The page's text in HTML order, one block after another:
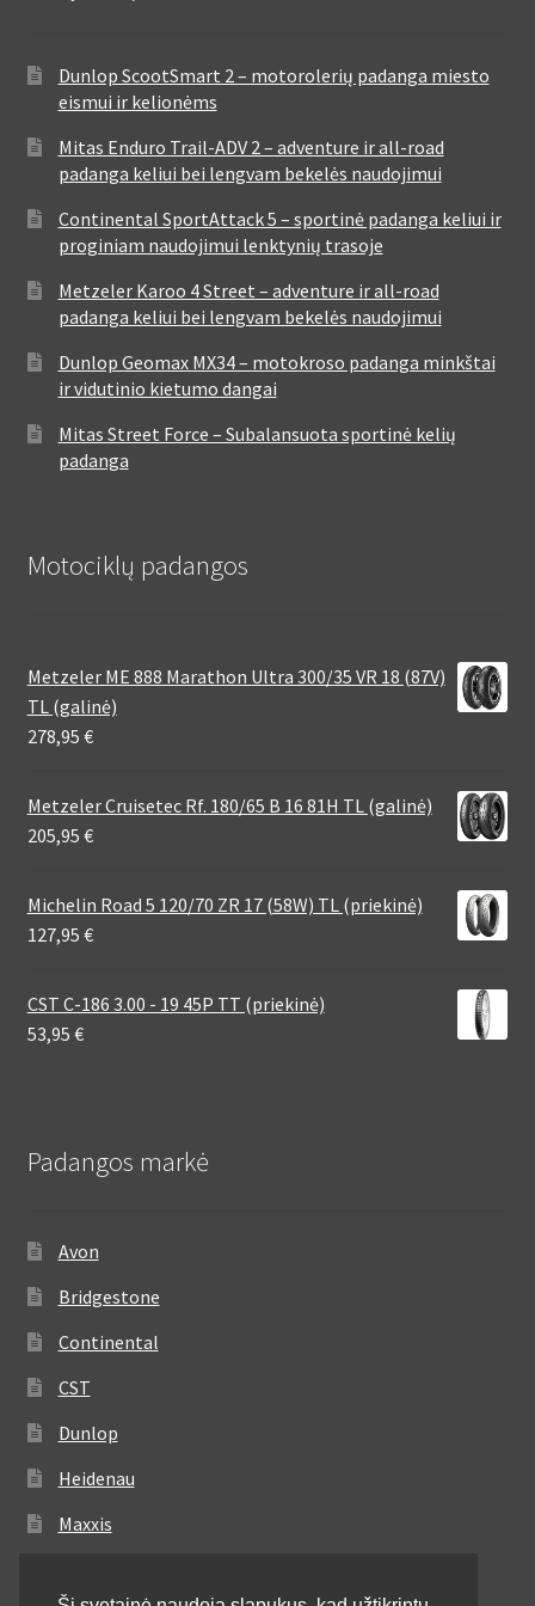
Dunlop ScootSmart 2 – motorolerių padanga miesto
eismui ir kelionėms
Mitas Enduro Trail-ADV 2 – adventure ir all-road
padanga keliui bei lengvam bekelės naudojimui
Continental SportAttack 5 – sportinė padanga keliui ir
proginiam naudojimui lenktynių trasoje
Metzeler Karoo 4 Street – adventure ir all-road
padanga keliui bei lengvam bekelės naudojimui
Dunlop Geomax MX34 – motokroso padanga minkštai
ir vidutinio kietumo dangai
Mitas Street Force – Subalansuota sportinė kelių
padanga
Motociklų padangos
Metzeler ME 888 Marathon Ultra 300/35 VR 18 (87V)
TL (galinė)
278,95 €
Metzeler Cruisetec Rf. 180/65 B 16 81H TL (galinė)
205,95 €
Michelin Road 5 120/70 ZR 17 (58W) TL (priekinė)
127,95 €
CST C-186 3.00 - 19 45P TT (priekinė)
53,95 €
Padangos markė
Avon
Bridgestone
Continental
CST
Dunlop
Heidenau
Maxxis